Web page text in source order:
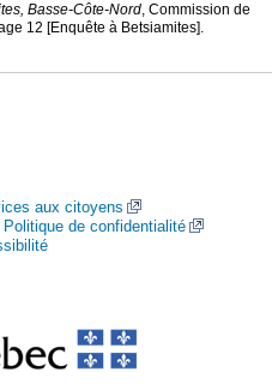
Basse-Côte-Nord, Commission de
12 [Enquête à Betsiamites].
aux citoyens
Politique de confidentialité